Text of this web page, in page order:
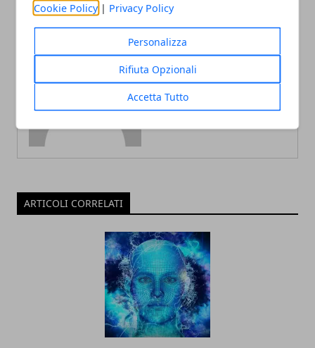
Cookie Policy | Privacy Policy
Personalizza
Rifiuta Opzionali
Accetta Tutto
Redazione
ARTICOLI CORRELATI